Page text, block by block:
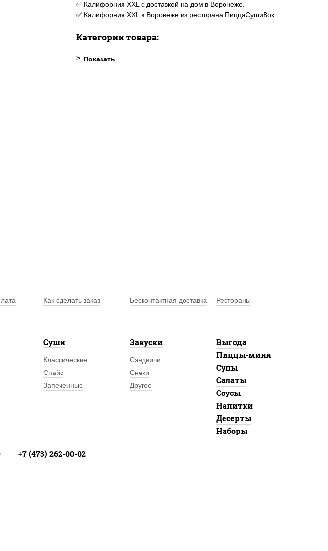
✅ Калифорния XXL с доставкой на дом в Воронеже.
✅ Калифорния XXL в Воронеже из ресторана ПиццаСушиВок.
Категории товара:
Как сделать заказ Бесконтактная доставка
Рестораны
Суши
Классические
Спайс
Запеченные
Закуски
Сэндвичи
Снеки
Другое
Выгода
Пиццы-мини
Супы
Салаты
Соусы
Напитки
Десерты
Наборы
+7 (473) 262-00-02